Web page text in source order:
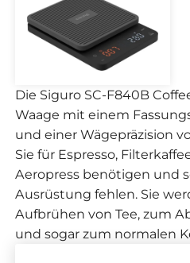
Die Siguro SC-F840B
Waage mit einem
und einer Wägepräzision
Sie für Espresso,
Aeropress benötigen und
Ausrüstung fehlen. Sie
Aufbrühen von Tee, zum
und sogar zum normalen